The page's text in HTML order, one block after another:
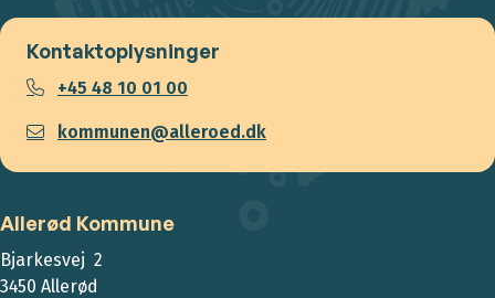
Kontaktoplysninger
+45 48 10 01 00
kommunen@alleroed.dk
Allerød Kommune
Bjarkesvej 2
3450 Allerød